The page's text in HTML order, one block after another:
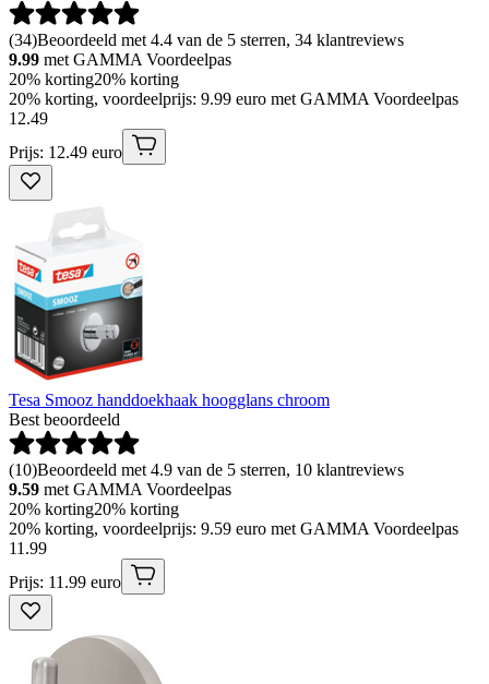
(34)Beoordeeld met 4.4 van de 5 sterren, 34 klantreviews
9.99 met GAMMA Voordeelpas
20% korting20% korting
20% korting, voordeelprijs: 9.99 euro met GAMMA Voordeelpas
12.49
Prijs: 12.49 euro
Tesa Smooz handdoekhaak hoogglans chroom
Best beoordeeld
(10)Beoordeeld met 4.9 van de 5 sterren, 10 klantreviews
9.59 met GAMMA Voordeelpas
20% korting20% korting
20% korting, voordeelprijs: 9.59 euro met GAMMA Voordeelpas
11 .99
Prijs: 11.99 euro